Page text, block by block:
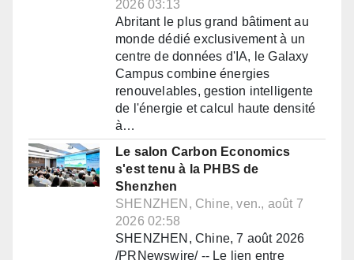
2026 03:13
Abritant le plus grand bâtiment au
monde dédié exclusivement à un
centre de données d'IA, le Galaxy
Campus combine énergies
renouvelables, gestion intelligente
de l'énergie et calcul haute densité
à…
Le salon Carbon Economics
s'est tenu à la PHBS de
Shenzhen
SHENZHEN, Chine, ven., août 7
2026 02:58
SHENZHEN, Chine, 7 août 2026
/PRNewswire/ -- Le lien entre